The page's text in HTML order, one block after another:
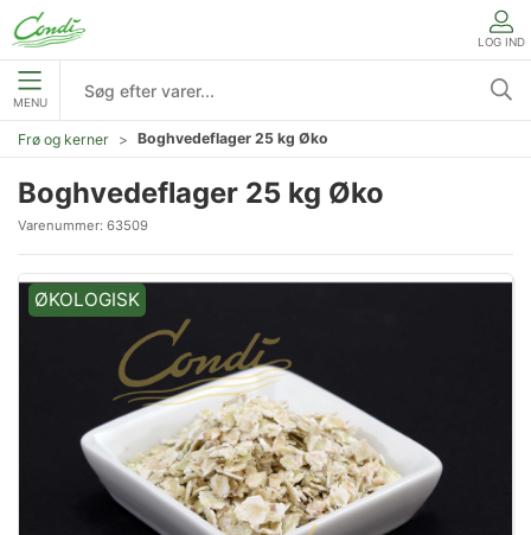
LOG IND
MENU
Frø og kerner Boghvedeflager 25 kg Øko
Boghvedeflager 25 kg Øko
Varenummer: 63509
ØKOLOGISK